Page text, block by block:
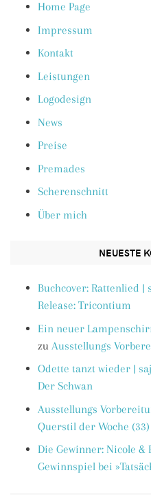
Home Page
Impressum
Kontakt
Leistungen
Logodesign
News
Preise
Premades
Scherenschnitt
Über mich
NEUESTE
Buchcover: Rattenlied |
Release: Tricontium
Ein neuer
zu Ausstellungs
Odette tanzt wieder |
Der Schwan
Ausstellungs
Querstil der Woche (33)
Die Gewinner: Nicole &
Gewinnspiel bei